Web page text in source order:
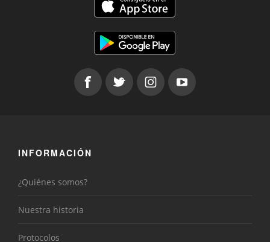
INFORMACIÓN
¿Quiénes somos?
Nuestra historia
Protocolos